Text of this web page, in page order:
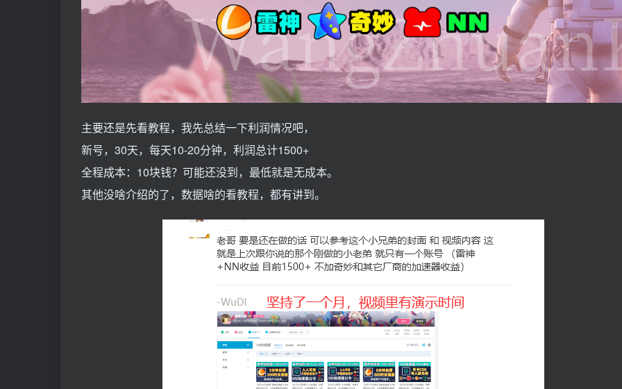
主要还是先看教程，我先总结一下利润情况吧，
新号，30天，每天10-20分钟，利润总计1500+
全程成本：10块钱？可能还没到，最低就是无成本。
其他没啥介绍的了，数据啥的看教程，都有讲到。